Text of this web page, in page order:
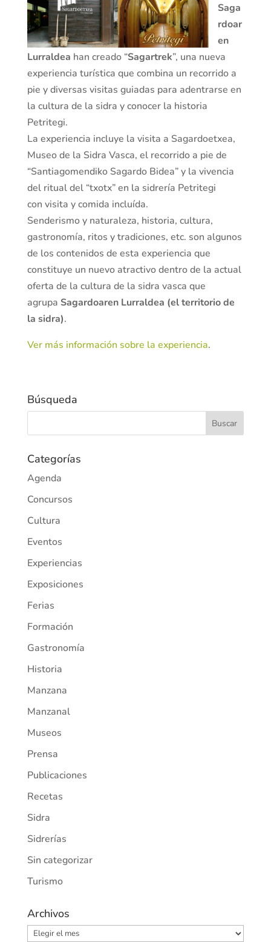
Saga
rdoar
en
Lurraldea han creado “Sagartrek”, una nueva
experiencia turística que combina un recorrido a
pie y diversas visitas guiadas para adentrarse en
la cultura de la sidra y conocer la historia
Petritegi.
La experiencia incluye la visita a Sagardoetxea,
Museo de la Sidra Vasca, el recorrido a pie de
“Santiagomendiko Sagardo Bidea” y la vivencia
del ritual del “txotx” en la sidrería Petritegi
con visita y comida incluída.
Senderismo y naturaleza, historia, cultura,
gastronomía, ritos y tradiciones, etc. son algunos
de los contenidos de esta experiencia que
constituye un nuevo atractivo dentro de la actual
oferta de la cultura de la sidra vasca que
agrupa Sagardoaren Lurraldea (el territorio de
la sidra).
Ver más información sobre la experiencia.
Búsqueda
Categorías
Agenda
Concursos
Cultura
Eventos
Experiencias
Exposiciones
Ferias
Formación
Gastronomía
Historia
Manzana
Manzanal
Museos
Prensa
Publicaciones
Recetas
Sidra
Sidrerías
Sin categorizar
Turismo
Archivos
Archivos